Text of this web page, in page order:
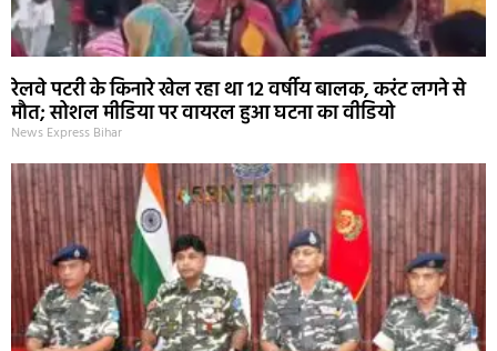
रेलवे पटरी के किनारे खेल रहा था 12 वर्षीय बालक, करंट लगने से
मौत; सोशल मीडिया पर वायरल हुआ घटना का वीडियो
News Express Bihar